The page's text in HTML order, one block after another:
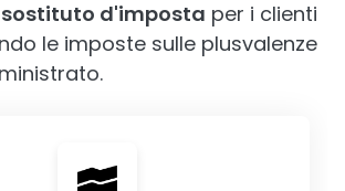
d'imposta per i clienti
le imposte sulle plusvalenze